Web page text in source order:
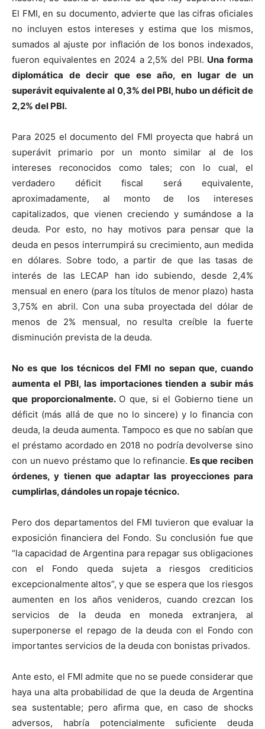
El FMI, en su documento, advierte que las cifras oficiales
no incluyen estos intereses y estima que los mismos,
sumados al ajuste por inflación de los bonos indexados,
fueron equivalentes en 2024 a 2,5% del PBI. Una forma
diplomática de decir que ese año, en lugar de un
superávit equivalente al 0,3% del PBI, hubo un déficit de
2,2% del PBI.
Para 2025 el documento del FMI proyecta que habrá un
superávit primario por un monto similar al de los
intereses reconocidos como tales; con lo cual, el
verdadero déficit fiscal será equivalente,
aproximadamente, al monto de los intereses
capitalizados, que vienen creciendo y sumándose a la
deuda. Por esto, no hay motivos para pensar que la
deuda en pesos interrumpirá su crecimiento, aun medida
en dólares. Sobre todo, a partir de que las tasas de
interés de las LECAP han ido subiendo, desde 2,4%
mensual en enero (para los títulos de menor plazo) hasta
3,75% en abril. Con una suba proyectada del dólar de
menos de 2% mensual, no resulta creíble la fuerte
disminución prevista de la deuda.
No es que los técnicos del FMI no sepan que, cuando
aumenta el PBI, las importaciones tienden a subir más
que proporcionalmente. O que, si el Gobierno tiene un
déficit (más allá de que no lo sincere) y lo financia con
deuda, la deuda aumenta. Tampoco es que no sabían que
el préstamo acordado en 2018 no podría devolverse sino
con un nuevo préstamo que lo refinancie. Es que reciben
órdenes, y tienen que adaptar las proyecciones para
cumplirlas, dándoles un ropaje técnico.
Pero dos departamentos del FMI tuvieron que evaluar la
exposición financiera del Fondo. Su conclusión fue que
“la capacidad de Argentina para repagar sus obligaciones
con el Fondo queda sujeta a riesgos crediticios
excepcionalmente altos”, y que se espera que los riesgos
aumenten en los años venideros, cuando crezcan los
servicios de la deuda en moneda extranjera, al
superponerse el repago de la deuda con el Fondo con
importantes servicios de la deuda con bonistas privados.
Ante esto, el FMI admite que no se puede considerar que
haya una alta probabilidad de que la deuda de Argentina
sea sustentable; pero afirma que, en caso de shocks
adversos, habría potencialmente suficiente deuda